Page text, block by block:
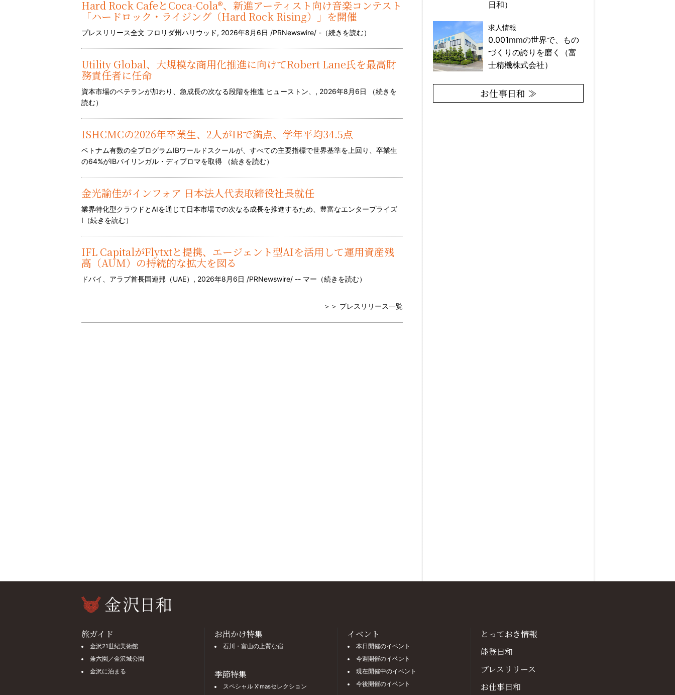
Hard Rock CafeとCoca-Cola®、新進アーティスト向け音楽コンテスト
「ハードロック・ライジング（Hard Rock Rising）」を開催
プレスリリース全文 フロリダ州ハリウッド, 2026年8月6日 /PRNewswire/ -（続きを読む）
Utility Global、大規模な商用化推進に向けてRobert Lane氏を最高財
務責任者に任命
資本市場のベテランが加わり、急成長の次なる段階を推進 ヒューストン、, 2026年8月6日 （続きを
読む）
ISHCMCの2026年卒業生、2人がIBで満点、学年平均34.5点
ベトナム有数の全プログラムIBワールドスクールが、すべての主要指標で世界基準を上回り、卒業生
の64%がIBバイリンガル・ディプロマを取得 （続きを読む）
金光諭佳がインフォア 日本法人代表取締役社長就任
業界特化型クラウドとAIを通じて日本市場での次なる成長を推進するため、豊富なエンタープライズ
I（続きを読む）
IFL CapitalがFlytxtと提携、エージェント型AIを活用して運用資産残
高（AUM）の持続的な拡大を図る
ドバイ、アラブ首長国連邦（UAE）, 2026年8月6日 /PRNewswire/ -- マー（続きを読む）
＞＞ プレスリリース一覧
日和）
求人情報
0.001mmの世界で、もの
づくりの誇りを磨く（富
士精機株式会社）
お仕事日和 ≫
旅ガイド
金沢21世紀美術館
兼六園／金沢城公園
金沢に泊まる
お出かけ特集
石川・富山の上質な宿
季節特集
スペシャル X'masセレクション
イベント
本日開催のイベント
今週開催のイベント
現在開催中のイベント
今後開催のイベント
とっておき情報
能登日和
プレスリリース
お仕事日和